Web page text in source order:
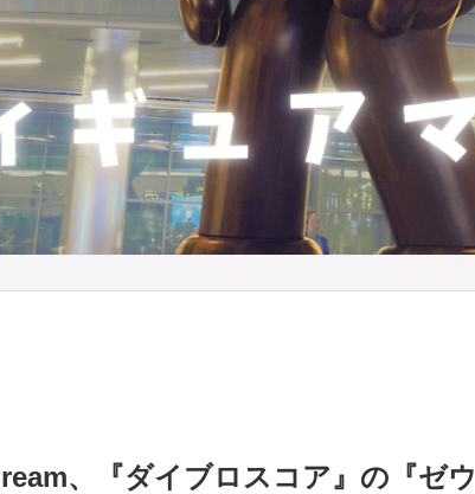
、『ダイブロスコア』の『ゼウ